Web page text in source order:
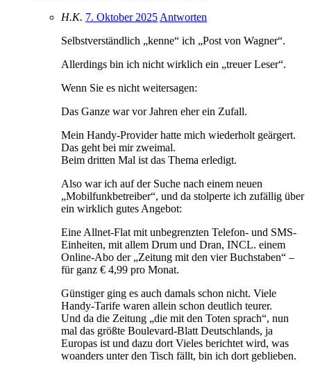
H.K. 7. Oktober 2025 Antworten
Selbstverständlich „kenne“ ich „Post von Wagner“.
Allerdings bin ich nicht wirklich ein „treuer Leser“.
Wenn Sie es nicht weitersagen:
Das Ganze war vor Jahren eher ein Zufall.
Mein Handy-Provider hatte mich wiederholt geärgert.
Das geht bei mir zweimal.
Beim dritten Mal ist das Thema erledigt.
Also war ich auf der Suche nach einem neuen
„Mobilfunkbetreiber“, und da stolperte ich zufällig über
ein wirklich gutes Angebot:
Eine Allnet-Flat mit unbegrenzten Telefon- und SMS-
Einheiten, mit allem Drum und Dran, INCL. einem
Online-Abo der „Zeitung mit den vier Buchstaben“ –
für ganz € 4,99 pro Monat.
Günstiger ging es auch damals schon nicht. Viele
Handy-Tarife waren allein schon deutlich teurer.
Und da die Zeitung „die mit den Toten sprach“, nun
mal das größte Boulevard-Blatt Deutschlands, ja
Europas ist und dazu dort Vieles berichtet wird, was
woanders unter den Tisch fällt, bin ich dort geblieben.